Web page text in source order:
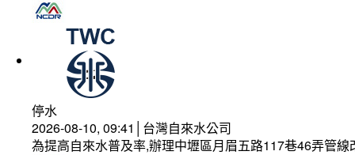
停水
2026-08-10, 09:41│台灣自來水公司
為提高自來水普及率,辦理中壢區月眉五路117巷46弄管